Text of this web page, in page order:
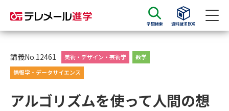
学問検索 資料請求BOX
資料請求
大学・短大の資料種類から請求
講義No.12461 美術・デザイン・芸術学
数学
情報学・データサイエンス
アルゴリズムを使って人間の想